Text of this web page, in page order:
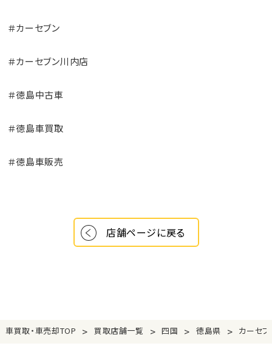
＃カーセブン
＃カーセブン川内店
＃徳島中古車
＃徳島車買取
＃徳島車販売
店舗ページに戻る
車買取・車売却TOP > 買取店舗一覧 > 四国 > 徳島県 > カーセ